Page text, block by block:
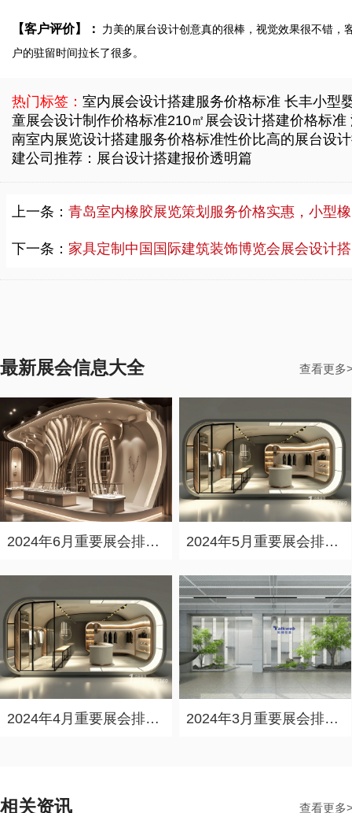
【客户评价】：
力美的展台设计创意真的很棒，视觉效果很不错，
户的驻留时间拉长了很多。
热门标签： 室内展会设计搭建服务价格标准 长丰小型
童展会设计制作价格标准210㎡展会设计搭建价格标准
南室内展览设计搭建服务价格标准性价比高的展台设
建公司推荐：展台设计搭建报价透明篇
上一条： 青岛室内橡胶展览策划服务价格实惠，小型橡胶展览策划服务
下一条： 家具定制中国国际建筑装饰博览会展会设计搭建施工，广州家具定制展会设计搭建团队排名
最新展会信息大全 查看更多
2024年6月重要展会排期信息，展会策划展台设计搭建公司推荐 2024年5月重要展会排期信息，展台设计定制厂家推荐
2024年4月重要展会排期信息，展会展台设计搭建公司推荐 2024年3月重要展会排期信息，展台设计搭建公司推荐
相关资讯 查看更多